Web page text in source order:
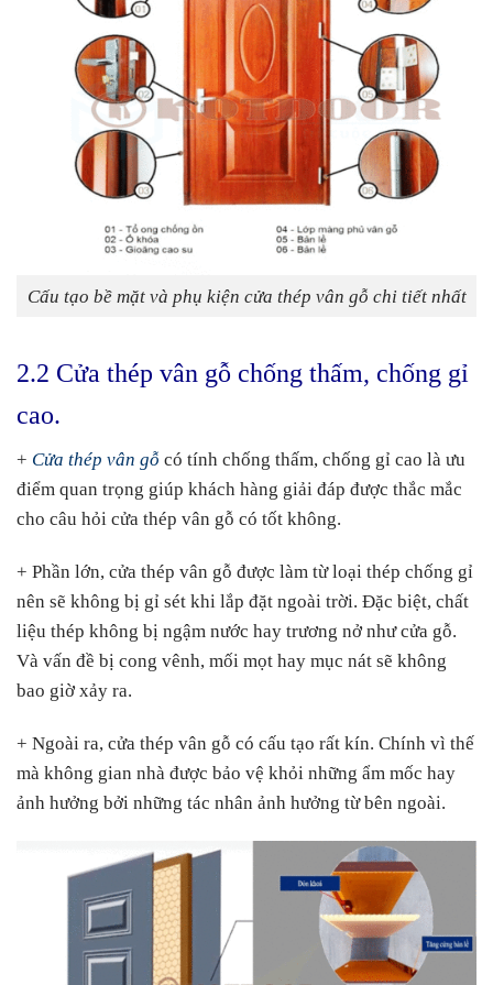
Cấu tạo bề mặt và phụ kiện cửa thép vân gỗ chi tiết nhất
2.2 Cửa thép vân gỗ chống thấm, chống gỉ
cao.
+ Cửa thép vân gỗ có tính chống thấm, chống gỉ cao là ưu
điểm quan trọng giúp khách hàng giải đáp được thắc mắc
cho câu hỏi cửa thép vân gỗ có tốt không.
+ Phần lớn, cửa thép vân gỗ được làm từ loại thép chống gỉ
nên sẽ không bị gỉ sét khi lắp đặt ngoài trời. Đặc biệt, chất
liệu thép không bị ngậm nước hay trương nở như cửa gỗ.
Và vấn đề bị cong vênh, mối mọt hay mục nát sẽ không
bao giờ xảy ra.
+ Ngoài ra, cửa thép vân gỗ có cấu tạo rất kín. Chính vì thế
mà không gian nhà được bảo vệ khỏi những ẩm mốc hay
ảnh hưởng bởi những tác nhân ảnh hưởng từ bên ngoài.